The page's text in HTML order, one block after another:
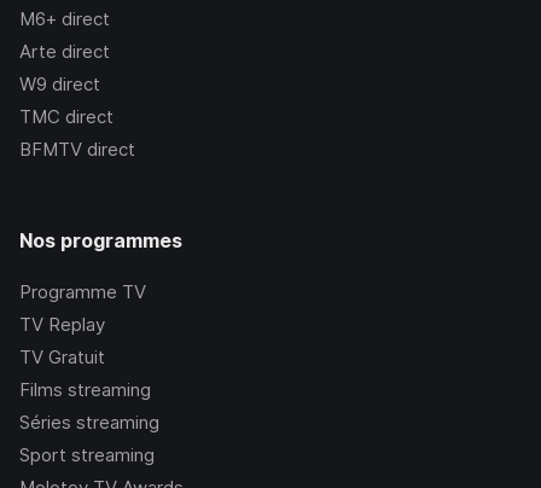
M6+ direct
Arte direct
W9 direct
TMC direct
BFMTV direct
Nos programmes
Programme TV
TV Replay
TV Gratuit
Films streaming
Séries streaming
Sport streaming